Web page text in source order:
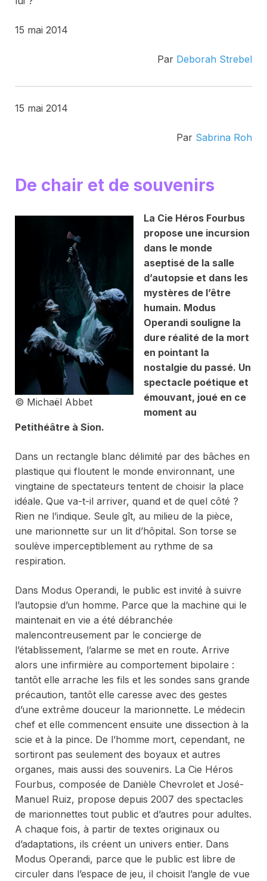
15 mai 2014
Par Deborah Strebel
15 mai 2014
Par Sabrina Roh
De chair et de souvenirs
© Michaël Abbet
La Cie Héros Fourbus
propose une incursion
dans le monde
aseptisé de la salle
d’autopsie et dans les
mystères de l’être
humain. Modus
Operandi souligne la
dure réalité de la mort
en pointant la
nostalgie du passé. Un
spectacle poétique et
émouvant, joué en ce
moment au
Petithéâtre à Sion.
Dans un rectangle blanc délimité par des bâches en
plastique qui floutent le monde environnant, une
vingtaine de spectateurs tentent de choisir la place
idéale. Que va-t-il arriver, quand et de quel côté ?
Rien ne l’indique. Seule gît, au milieu de la pièce,
une marionnette sur un lit d’hôpital. Son torse se
soulève imperceptiblement au rythme de sa
respiration.
Dans Modus Operandi, le public est invité à suivre
l’autopsie d’un homme. Parce que la machine qui le
maintenait en vie a été débranchée
malencontreusement par le concierge de
l’établissement, l’alarme se met en route. Arrive
alors une infirmière au comportement bipolaire :
tantôt elle arrache les fils et les sondes sans grande
précaution, tantôt elle caresse avec des gestes
d’une extrême douceur la marionnette. Le médecin
chef et elle commencent ensuite une dissection à la
scie et à la pince. De l’homme mort, cependant, ne
sortiront pas seulement des boyaux et autres
organes, mais aussi des souvenirs. La Cie Héros
Fourbus, composée de Danièle Chevrolet et José-
Manuel Ruiz, propose depuis 2007 des spectacles
de marionnettes tout public et d’autres pour adultes.
A chaque fois, à partir de textes originaux ou
d’adaptations, ils créent un univers entier. Dans
Modus Operandi, parce que le public est libre de
circuler dans l’espace de jeu, il choisit l’angle de vue